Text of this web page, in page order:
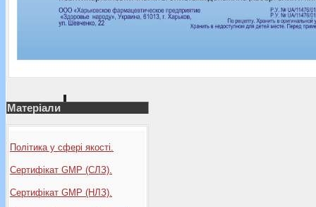
Матеріали
Політика у сфері якості.
Сертифікат GMP (СЛЗ).
Сертифікат GMP (НЛЗ).